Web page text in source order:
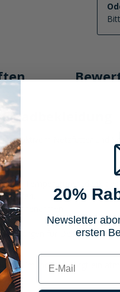
Netzfutter und
Temperaturen, dank des
Innenarmen.
sorgen für Deine
Im Inneren sorgt ein
20%
Newsletter
ersten
E-mail